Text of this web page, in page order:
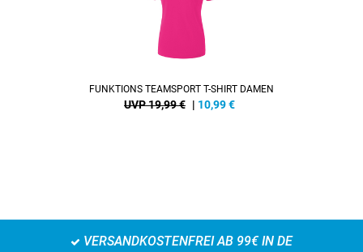
FUNKTIONS TEAMSPORT T-SHIRT DAMEN
UVP 19,99 € | 10,99€
VERSANDKOSTENFREI AB 99€ IN DE